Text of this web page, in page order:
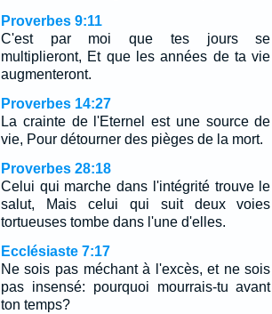
Proverbes 9:11
C'est par moi que tes jours se
multiplieront, Et que les années de ta vie
augmenteront.
Proverbes 14:27
La crainte de l'Eternel est une source de
vie, Pour détourner des pièges de la mort.
Proverbes 28:18
Celui qui marche dans l'intégrité trouve le
salut, Mais celui qui suit deux voies
tortueuses tombe dans l'une d'elles.
Ecclésiaste 7:17
Ne sois pas méchant à l'excès, et ne sois
pas insensé: pourquoi mourrais-tu avant
ton temps?